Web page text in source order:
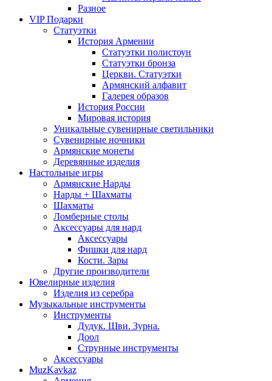
Разное
VIP Подарки
Статуэтки
История Армении
Статуэтки полистоун
Статуэтки бронза
Церкви. Статуэтки
Армянский алфавит
Галерея образов
История России
Мировая история
Уникальные сувенирные светильники
Сувенирные ночники
Армянские монеты
Деревянные изделия
Настольные игры
Армянские Нарды
Нарды + Шахматы
Шахматы
Ломберные столы
Аксессуары для нард
Аксессуары
Фишки для нард
Кости. Зары
Другие производители
Ювелирные изделия
Изделия из серебра
Музыкальные инструменты
Инструменты
Дудук. Шви. Зурна.
Доол
Струнные инструменты
Аксессуары
MuzKavkaz